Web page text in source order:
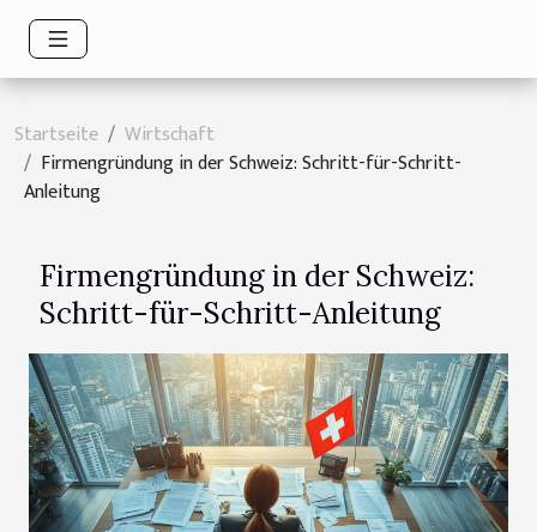
Startseite
Wirtschaft
Firmengründung in der Schweiz: Schritt-für-Schritt-
Anleitung
Firmengründung in der Schweiz:
Schritt-für-Schritt-Anleitung